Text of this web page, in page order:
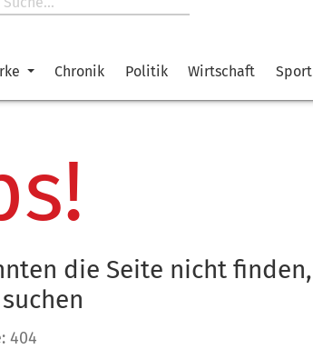
Chronik Politik Wirtschaft Sport
die Seite nicht finden,
404